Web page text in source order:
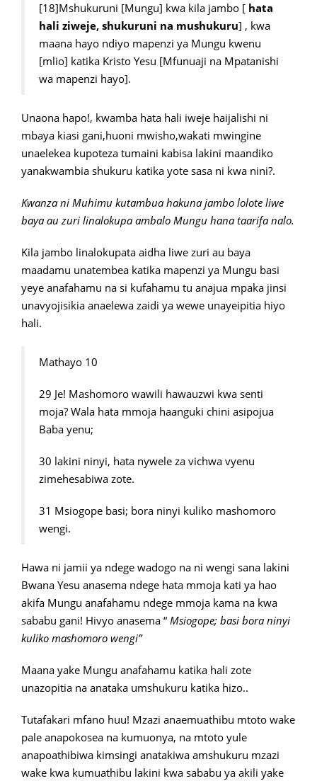
[18]Mshukuruni [Mungu] kwa kila jambo [ hata
hali ziweje, shukuruni na mushukuru] , kwa
maana hayo ndiyo mapenzi ya Mungu kwenu
[mlio] katika Kristo Yesu [Mfunuaji na Mpatanishi
wa mapenzi hayo].
Unaona hapo!, kwamba hata hali iweje haijalishi ni
mbaya kiasi gani,huoni mwisho,wakati mwingine
unaelekea kupoteza tumaini kabisa lakini maandiko
yanakwambia shukuru katika yote sasa ni kwa nini?.
Kwanza ni Muhimu kutambua hakuna jambo lolote liwe
baya au zuri linalokupa ambalo Mungu hana taarifa nalo.
Kila jambo linalokupata aidha liwe zuri au baya
maadamu unatembea katika mapenzi ya Mungu basi
yeye anafahamu na si kufahamu tu anajua mpaka jinsi
unavyojisikia anaelewa zaidi ya wewe unayeipitia hiyo
hali.
Mathayo 10
29 Je! Mashomoro wawili hawauzwi kwa senti
moja? Wala hata mmoja haanguki chini asipojua
Baba yenu;
30 lakini ninyi, hata nywele za vichwa vyenu
zimehesabiwa zote.
31 Msiogope basi; bora ninyi kuliko mashomoro
wengi.
Hawa ni jamii ya ndege wadogo na ni wengi sana lakini
Bwana Yesu anasema ndege hata mmoja kati ya hao
akifa Mungu anafahamu ndege mmoja kama na kwa
sababu gani! Hivyo anasema “ Msiogope; basi bora ninyi
kuliko mashomoro wengi”
Maana yake Mungu anafahamu katika hali zote
unazopitia na anataka umshukuru katika hizo..
Tutafakari mfano huu! Mzazi anaemuathibu mtoto wake
pale anapokosea na kumuonya, na mtoto yule
anapoathibiwa kimsingi anatakiwa amshukuru mzazi
wake kwa kumuathibu lakini kwa sababu ya akili yake